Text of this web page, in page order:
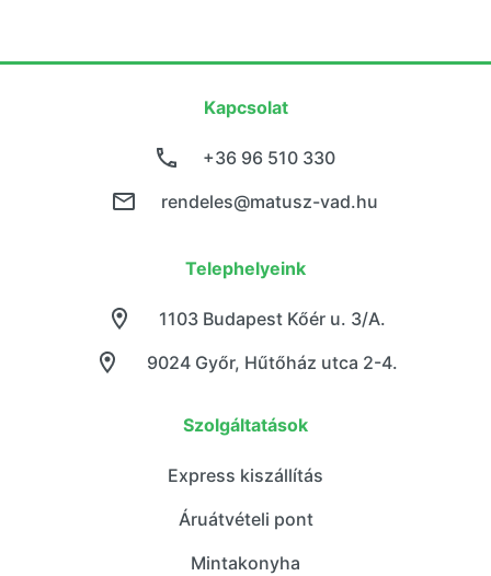
Kapcsolat
+36 96 510 330
rendeles@matusz-vad.hu
Telephelyeink
9024 Győr, Hűtőház utca 2-4.
1103 Budapest Kőér u. 3/A.
Szolgáltatások
Express kiszállítás
Áruátvételi pont
Mintakonyha